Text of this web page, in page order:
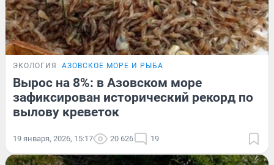
ЭКОЛОГИЯ АЗОВСКОЕ МОРЕ И РЫБА
Вырос на 8%: в Азовском море
зафиксирован исторический рекорд по
вылову креветок
19 января, 2026, 15:17 20 626 19